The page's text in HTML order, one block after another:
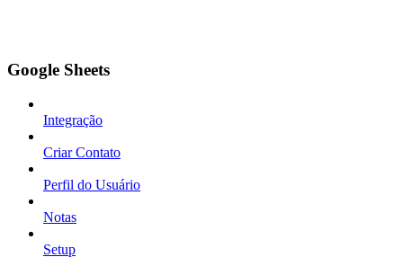
Google Sheets
Integração
Criar Contato
Perfil do Usuário
Notas
Setup